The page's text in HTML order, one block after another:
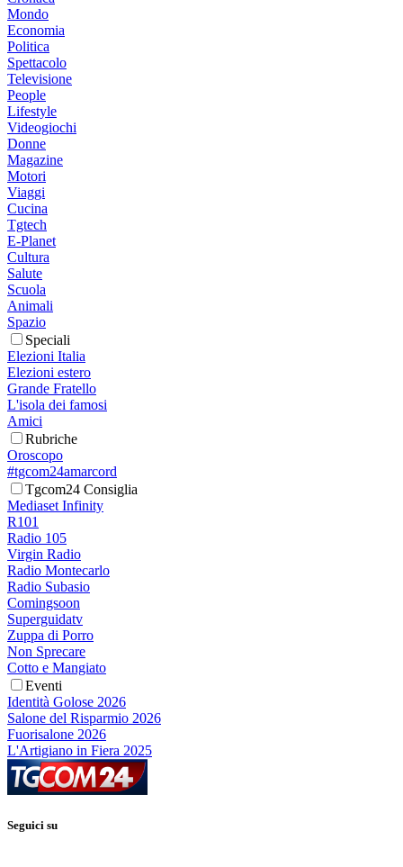
Mondo
Economia
Politica
Spettacolo
Televisione
People
Lifestyle
Videogiochi
Donne
Magazine
Motori
Viaggi
Cucina
Tgtech
E-Planet
Cultura
Salute
Scuola
Animali
Spazio
Speciali
Elezioni Italia
Elezioni estero
Grande Fratello
L'isola dei famosi
Amici
Rubriche
Oroscopo
#tgcom24amarcord
Tgcom24 Consiglia
Mediaset Infinity
R101
Radio 105
Virgin Radio
Radio Montecarlo
Radio Subasio
Comingsoon
Superguidatv
Zuppa di Porro
Non Sprecare
Cotto e Mangiato
Eventi
Identità Golose 2026
Salone del Risparmio 2026
Fuorisalone 2026
L'Artigiano in Fiera 2025
Seguici su